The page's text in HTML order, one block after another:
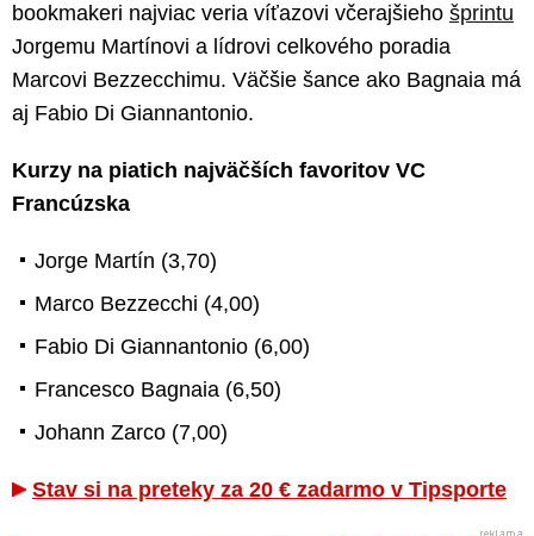
bookmakeri najviac veria víťazovi včerajšieho šprintu
Jorgemu Martínovi a lídrovi celkového poradia
Marcovi Bezzecchimu. Väčšie šance ako Bagnaia má
aj Fabio Di Giannantonio.
Kurzy na piatich najväčších favoritov VC
Francúzska
Jorge Martín (3,70)
Marco Bezzecchi (4,00)
Fabio Di Giannantonio (6,00)
Francesco Bagnaia (6,50)
Johann Zarco (7,00)
Stav si na preteky za 20 € zadarmo v Tipsporte